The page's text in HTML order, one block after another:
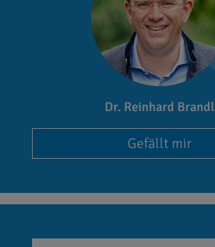
Dr. Reinhard Brandl
Gefällt mir